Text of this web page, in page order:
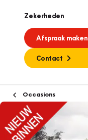
Zekerheden
Afspraak maken
Contact
Occasions